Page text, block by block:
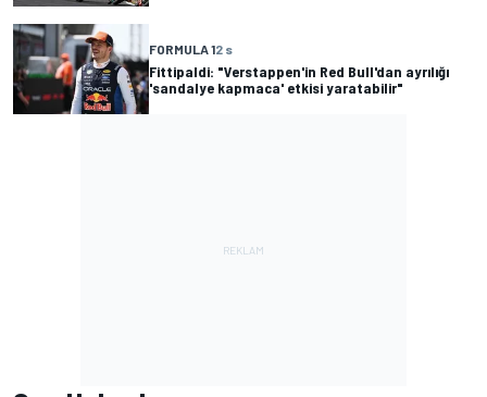
FORMULA 12 s
Fittipaldi: "Verstappen'in Red Bull'dan ayrılığı
'sandalye kapmaca' etkisi yaratabilir"